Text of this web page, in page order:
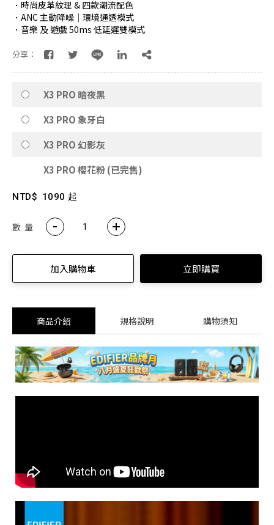
．時尚皮革紋理 & 四款潮流配色
．ANC 主動降噪｜環境通透模式
．音樂 及 遊戲 50ms 低延遲雙模式
分享：
X3 PRO 暗夜黑
X3 PRO 象牙白
X3 PRO 幻影灰
X3 PRO 櫻花粉 (已完售)
NTD$ 1090 起
數 量
加入購物車 立即購買
商品介紹 規格說明 購物須知